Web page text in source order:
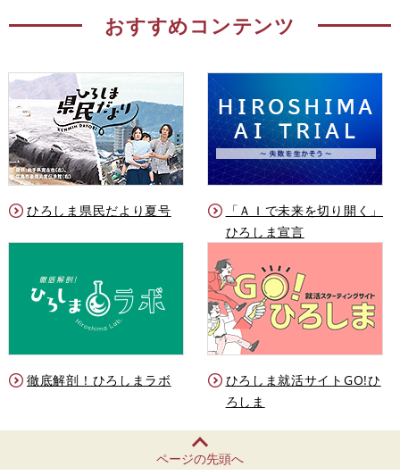
おすすめコンテンツ
ひろしま県民だより夏号
「ＡＩで未来を切り開く」
ひろしま宣言
徹底解剖！ひろしまラボ
ひろしま就活サイトGO!ひ
ろしま
ページの先頭へ